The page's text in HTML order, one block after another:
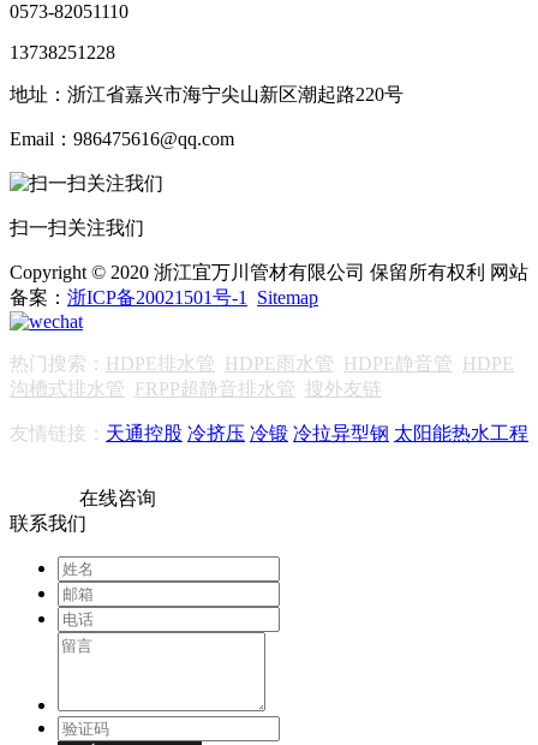
0573-82051110
13738251228
地址：浙江省嘉兴市海宁尖山新区潮起路220号
Email：986475616@qq.com
扫一扫关注我们
Copyright © 2020 浙江宜万川管材有限公司 保留所有权利 网站
备案： 浙ICP备20021501号-1 Sitemap
热门搜索： HDPE排水管 HDPE雨水管 HDPE静音管 HDPE
沟槽式排水管 FRPP超静音排水管 搜外友链
友情链接： 天通控股 冷挤压 冷锻 冷拉异型钢 太阳能热水工程
在线咨询
联系我们